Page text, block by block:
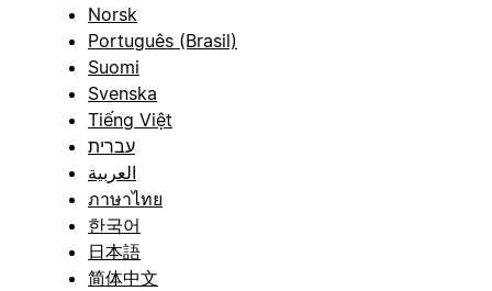
Norsk
Português (Brasil)
Suomi
Svenska
Tiếng Việt
עברית
العربية
ภาษาไทย
한국어
日本語
简体中文